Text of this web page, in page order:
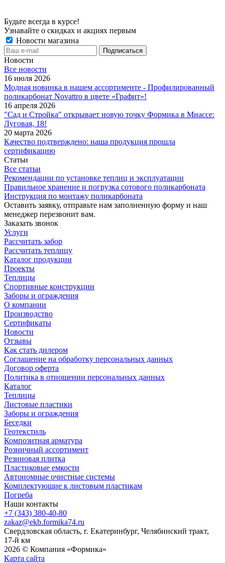
Будьте всегда в курсе!
Узнавайте о скидках и акциях первым
Новости магазина
Новости
Все новости
16 июля 2026
Модная новинка в нашем ассортименте - Профилированный
поликарбонат Novattro в цвете «Графит»!
16 апреля 2026
"Сад и Стройка" открывает новую точку Формика в Миассе:
Луговая, 18!
20 марта 2026
Качество подтверждено: наша продукция прошла
сертификацию
Статьи
Все статьи
Рекомендации по установке теплиц и эксплуатации
Правильное хранение и погрузка сотового поликарбоната
Инструкция по монтажу поликарбоната
Оставить заявку, отправьте нам заполненную форму и наш
менеджер перезвонит вам.
Заказать звонок
Услуги
Рассчитать забор
Рассчитать теплицу
Каталог продукции
Проекты
Теплицы
Спортивные конструкции
Заборы и ограждения
О компании
Производство
Сертификаты
Новости
Отзывы
Как стать дилером
Соглашение на обработку персональных данных
Договор оферта
Политика в отношении персональных данных
Каталог
Теплицы
Листовые пластики
Заборы и ограждения
Беседки
Геотекстиль
Композитная арматура
Розничный ассортимент
Резиновая плитка
Пластиковые емкости
Автономные очистные системы
Комплектующие к листовым пластикам
Погреба
Наши контакты
+7 (343) 380-40-80
zakaz@ekb.formika74.ru
Свердловская область, г. Екатеринбург, Челябинский тракт,
17-й км
2026 © Компания «Формика»
Карта сайта